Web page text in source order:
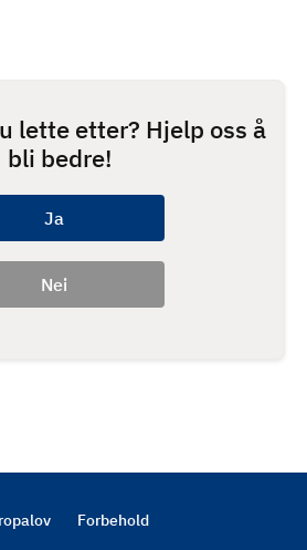
lette etter? Hjelp oss å
bli bedre!
Forbehold